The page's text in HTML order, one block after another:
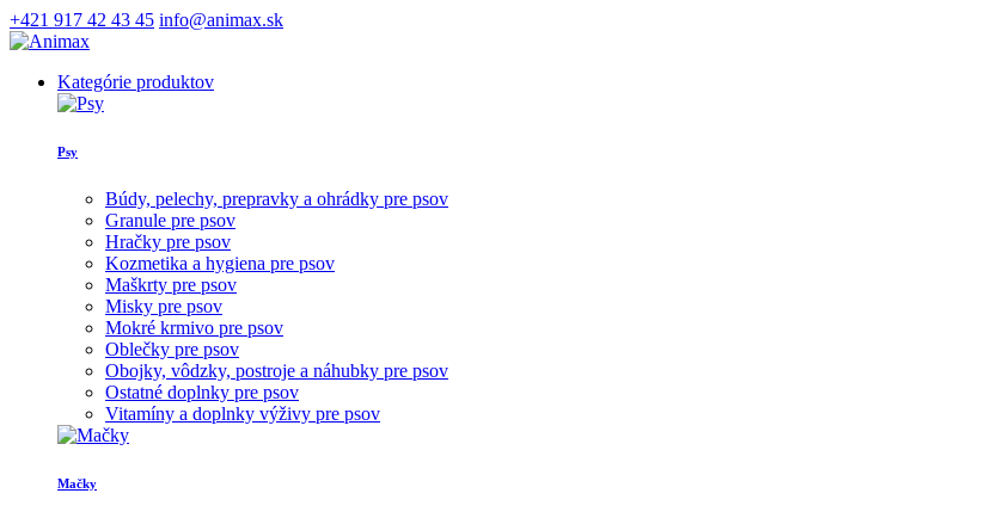
+421 917 42 43 45 info@animax.sk
Kategórie produktov
Psy
Búdy, pelechy, prepravky a ohrádky pre psov
Granule pre psov
Hračky pre psov
Kozmetika a hygiena pre psov
Maškrty pre psov
Misky pre psov
Mokré krmivo pre psov
Oblečky pre psov
Obojky, vôdzky, postroje a náhubky pre psov
Ostatné doplnky pre psov
Vitamíny a doplnky výživy pre psov
Mačky